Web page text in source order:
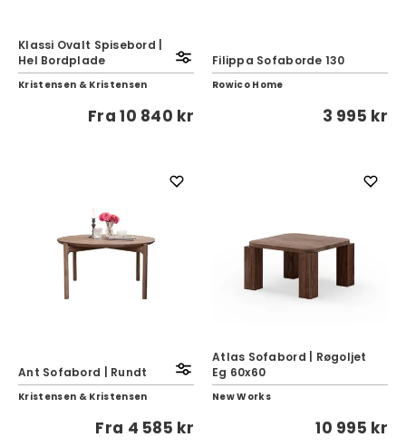
Klassi Ovalt Spisebord |
Hel Bordplade
Kristensen & Kristensen
Fra10 840 kr
Filippa Sofaborde 130
Rowico Home
3 995 kr
Ant Sofabord | Rundt
Kristensen & Kristensen
Fra 4 585 kr
Atlas Sofabord | Røgoljet
Eg 60x60
New Works
10 995 kr